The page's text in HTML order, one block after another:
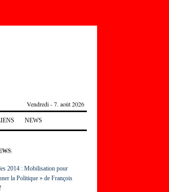
Vendredi - 7. août 2026
NEWS
2014 : Mobilisation pour
la Politique » de François